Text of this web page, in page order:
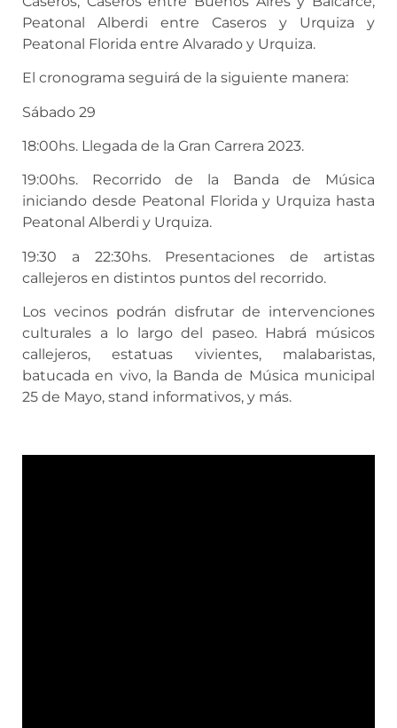
Peatonal Alberdi entre Caseros y Urquiza y
Peatonal Florida entre Alvarado y Urquiza.
El cronograma seguirá de la siguiente manera:
Sábado 29
18:00hs. Llegada de la Gran Carrera 2023.
19:00hs. Recorrido de la Banda de Música
iniciando desde Peatonal Florida y Urquiza hasta
Peatonal Alberdi y Urquiza.
19:30 a 22:30hs. Presentaciones de artistas
callejeros en distintos puntos del recorrido.
Los vecinos podrán disfrutar de intervenciones
culturales a lo largo del paseo. Habrá músicos
callejeros, estatuas vivientes, malabaristas,
batucada en vivo, la Banda de Música municipal
25 de Mayo, stand informativos, y más.